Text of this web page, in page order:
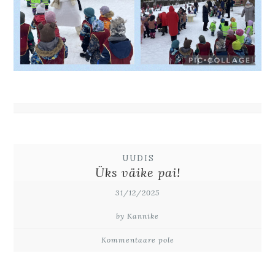
UUDIS
Üks väike pai!
31/12/2025
by Kannike
Kommentaare pole